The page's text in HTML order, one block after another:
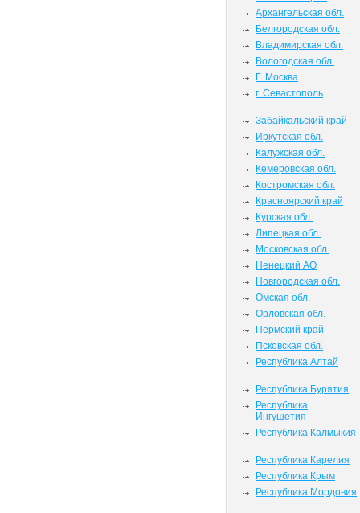
Архангельская обл.
Белгородская обл.
Владимирская обл.
Вологодская обл.
Г. Москва
г. Севастополь
Забайкальский край
Иркутская обл.
Калужская обл.
Кемеровская обл.
Костромская обл.
Красноярский край
Курская обл.
Липецкая обл.
Московская обл.
Ненецкий АО
Новгородская обл.
Омская обл.
Орловская обл.
Пермский край
Псковская обл.
Республика Алтай
Республика Бурятия
Республика
Ингушетия
Республика Калмыкия
Республика Карелия
Республика Крым
Республика Мордовия